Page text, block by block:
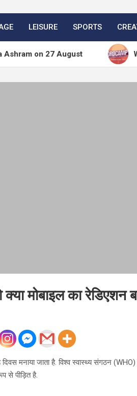
LEISURE SPORTS
27 August
मोबाइल का रेडिएशन
मनाया जाता है. विश्व स्वास्थ्य संगठन
से पीड़ित है.